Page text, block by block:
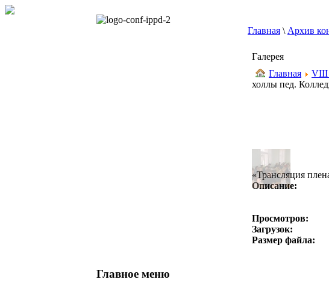
Главная \ Архив
Галерея
Главная
VIII
холлы пед.
«Трансляция
Описание:
Просмотров:
Загрузок:
Размер файла:
Главное меню